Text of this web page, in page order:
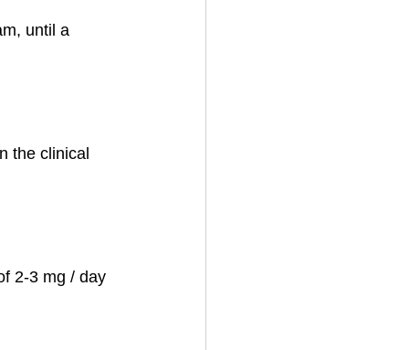
until a
the clinical
2-3 mg / day